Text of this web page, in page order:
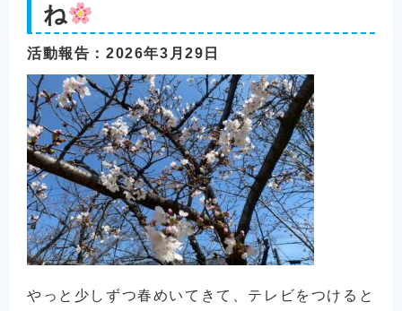
ね
活動報告 ：2026年3月29日
やっと少しずつ春めいてきて、テレビをつけると